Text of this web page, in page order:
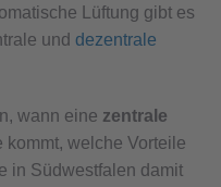
Lüftung gibt es
und dezentrale
wann eine zentrale
kommt, welche Vorteile
in Südwestfalen damit